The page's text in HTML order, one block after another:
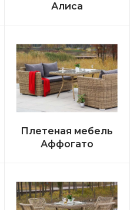
Алиса
Плетеная мебель
Аффогато